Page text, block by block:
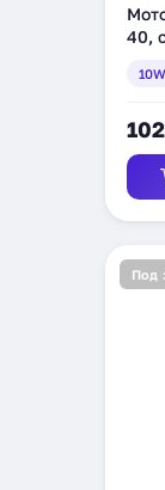
40,
Под